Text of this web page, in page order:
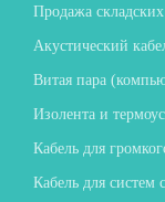
Продажа складских
Акустический
Витая пара
Изолента и
Кабель для
Кабель для систем